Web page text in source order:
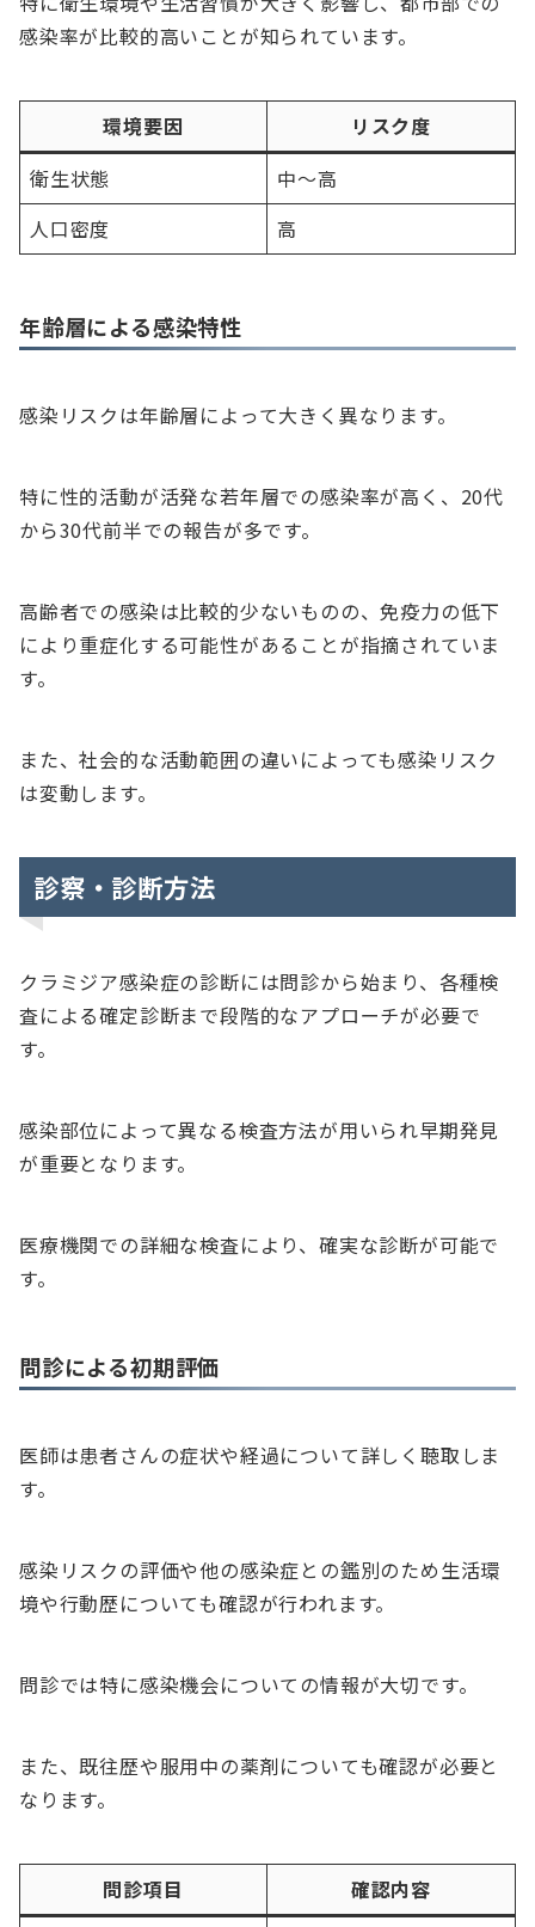
感染率が比較的高いことが知られています。
環境要因
リスク度
衛生状態
中〜高
人口密度
高
年齢層による感染特性
感染リスクは年齢層によって大きく異なります。
特に性的活動が活発な若年層での感染率が高く、20代
から30代前半での報告が多です。
高齢者での感染は比較的少ないものの、免疫力の低下
により重症化する可能性があることが指摘されていま
す。
また、社会的な活動範囲の違いによっても感染リスク
は変動します。
診察・診断方法
クラミジア感染症の診断には問診から始まり、各種検
査による確定診断まで段階的なアプローチが必要で
す。
感染部位によって異なる検査方法が用いられ早期発見
が重要となります。
医療機関での詳細な検査により、確実な診断が可能で
す。
問診による初期評価
医師は患者さんの症状や経過について詳しく聴取しま
す。
感染リスクの評価や他の感染症との鑑別のため生活環
境や行動歴についても確認が行われます。
問診では特に感染機会についての情報が大切です。
また、既往歴や服用中の薬剤についても確認が必要と
なります。
問診項目 確認内容